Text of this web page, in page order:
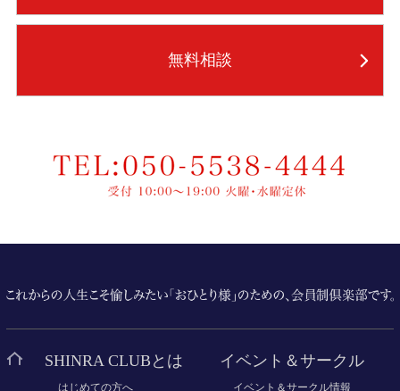
無料相談
SHINRA CLUBとは
はじめての方へ
イベント＆サークル
イベント＆サークル情報